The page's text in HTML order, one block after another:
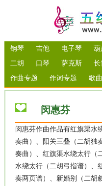
钢琴 吉他 电子琴 葫
二胡
口琴 萨克斯 长
作曲专题
作词专题 歌
闵惠芬
闵惠芬作曲作品有红旗渠水
奏曲）、阳关三叠（二胡独
奏曲）、红旗渠水绕太行（
水绕太行（二胡弓指谱）、
奏两页谱）、新婚别（二胡